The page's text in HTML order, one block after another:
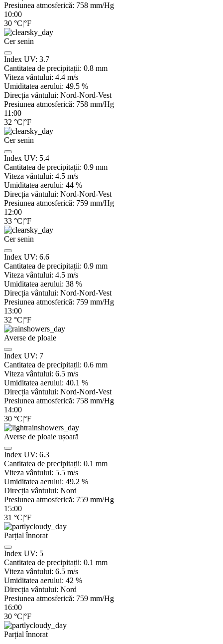
Presiunea atmosferică: 758 mm/Hg
10:00
30 °C|°F
Cer senin
Index UV: 3.7
Cantitatea de precipitații: 0.8 mm
Viteza vântului: 4.4 m/s
Umiditatea aerului: 49.5 %
Direcția vântului: Nord-Nord-Vest
Presiunea atmosferică: 758 mm/Hg
11:00
32 °C|°F
Cer senin
Index UV: 5.4
Cantitatea de precipitații: 0.9 mm
Viteza vântului: 4.5 m/s
Umiditatea aerului: 44 %
Direcția vântului: Nord-Nord-Vest
Presiunea atmosferică: 759 mm/Hg
12:00
33 °C|°F
Cer senin
Index UV: 6.6
Cantitatea de precipitații: 0.9 mm
Viteza vântului: 4.5 m/s
Umiditatea aerului: 38 %
Direcția vântului: Nord-Nord-Vest
Presiunea atmosferică: 759 mm/Hg
13:00
32 °C|°F
Averse de ploaie
Index UV: 7
Cantitatea de precipitații: 0.6 mm
Viteza vântului: 6.5 m/s
Umiditatea aerului: 40.1 %
Direcția vântului: Nord-Nord-Vest
Presiunea atmosferică: 758 mm/Hg
14:00
30 °C|°F
Averse de ploaie ușoară
Index UV: 6.3
Cantitatea de precipitații: 0.1 mm
Viteza vântului: 5.5 m/s
Umiditatea aerului: 49.2 %
Direcția vântului: Nord
Presiunea atmosferică: 759 mm/Hg
15:00
31 °C|°F
Parțial înnorat
Index UV: 5
Cantitatea de precipitații: 0.1 mm
Viteza vântului: 6.5 m/s
Umiditatea aerului: 42 %
Direcția vântului: Nord
Presiunea atmosferică: 759 mm/Hg
16:00
30 °C|°F
Parțial înnorat